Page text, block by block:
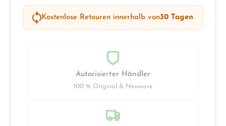
Kostenlose Retouren innerhalb von30 Tagen
Autorisierter Händler
100 % Original & Neuware